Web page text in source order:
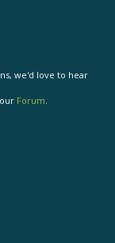
we'd love to hear
Forum.